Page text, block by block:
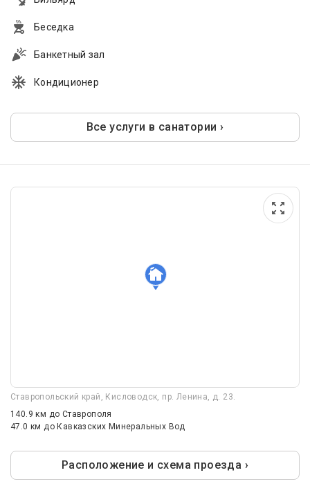
Беседка
Банкетный зал
Кондиционер
Все услуги в санатории ›
Ставропольский край, Кисловодск, пр. Ленина, д. 23.
140.9 км до Ставрополя
47.0 кмдо Кавказских Минеральных Вод
Расположение и схема проезда ›